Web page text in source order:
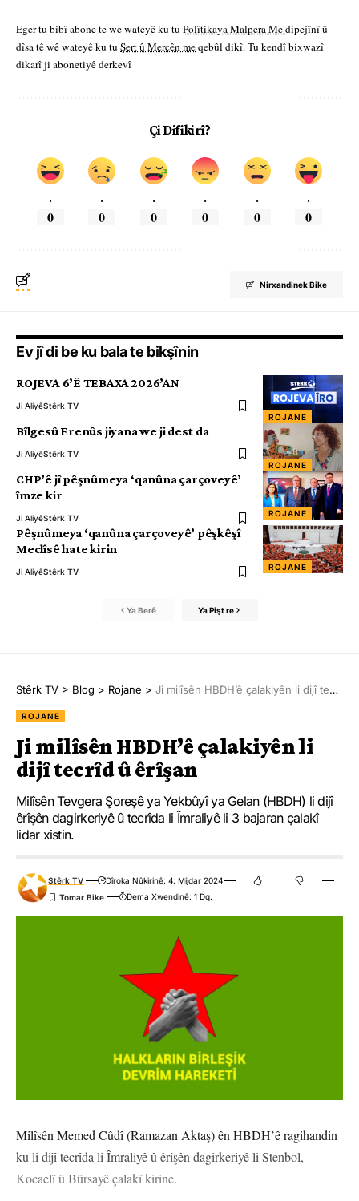
Eger tu bibî abone te we wateyê ku tu Polîtikaya Malpera Medipejînî û
dîsa tê wê wateyê ku tu Şert û Mercên meqebûl dikî. Tu kendî bixwazî
dikarî ji abonetiyê derkevî
Çi Difikirî?
.
0
.
0
.
0
.
0
.
0
.
0
Nirxandinek Bike
Ev jî di be ku bala te bikşînin
ROJANE
ROJEVA 6’Ê TEBAXA 2026’AN
Ji AliyêStêrk TV
ROJANE
Bîlgesû Erenûs jiyana we ji dest da
Ji AliyêStêrk TV
ROJANE
CHP’ê jî pêşnûmeya ‘qanûna çarçoveyê’
îmze kir
Ji AliyêStêrk TV
ROJANE
Pêşnûmeya ‘qanûna çarçoveyê’ pêşkêşî
Meclîsê hate kirin
Ji AliyêStêrk TV
Ya Berê Ya Pişt re
Stêrk TV > Blog > Rojane > Ji milîsên HBDH’ê çalakiyên li dijî tecrîd û êrîşan
ROJANE
Ji milîsên HBDH’ê çalakiyên li
dijî tecrîd û êrîşan
Milîsên Tevgera Şoreşê ya Yekbûyî ya Gelan (HBDH) li dijî
êrîşên dagirkeriyê û tecrîda li Îmraliyê li 3 bajaran çalakî
lidar xistin.
Stêrk TV
Dîroka Nûkirinê: 4. Mijdar 2024
Dema Xwendinê: 1 Dq.
Milîsên Memed Cûdî (Ramazan Aktaş) ên HBDH’ê ragihandin
ku li dijî tecrîda li Îmraliyê û êrîşên dagirkeriyê li Stenbol,
Kocaelî û Bûrsayê çalakî kirine.